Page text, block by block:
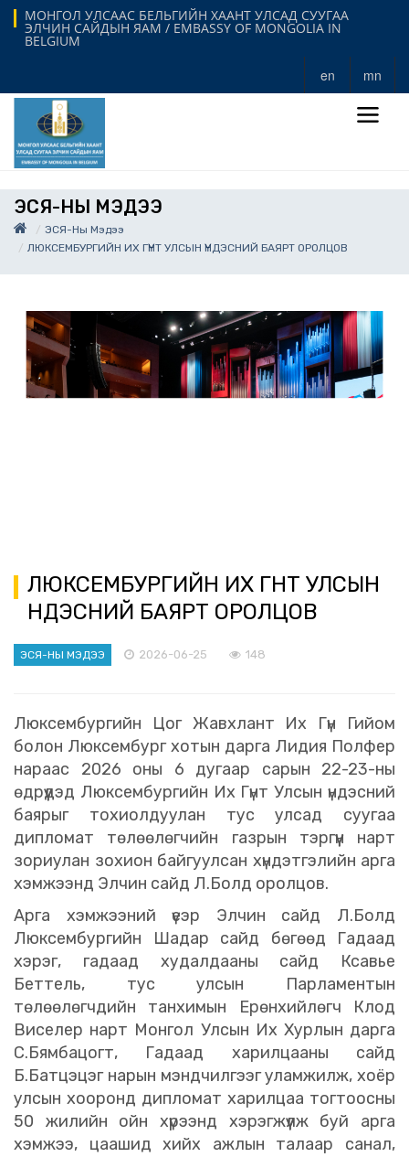
МОНГОЛ УЛСААС БЕЛЬГИЙН ХААНТ УЛСАД СУУГАА
ЭЛЧИН САЙДЫН ЯАМ / EMBASSY OF MONGOLIA IN
BELGIUM
en mn
ЭСЯ-НЫ МЭДЭЭ
ЭСЯ-Ны Мэдээ
ЛЮКСЕМБУРГИЙН ИХ ГҮНТ УЛСЫН ҮНДЭСНИЙ БАЯРТ ОРОЛЦОВ
ЛЮКСЕМБУРГИЙН ИХ ГҮНТ УЛСЫН
ҮНДЭСНИЙ БАЯРТ ОРОЛЦОВ
ЭСЯ-НЫ МЭДЭЭ 2026-06-25 148
Люксембургийн Цог Жавхлант Их Гүн Гийом
болон Люксембург хотын дарга Лидия Полфер
нараас 2026 оны 6 дугаар сарын 22-23-ны
өдрүүдэд Люксембургийн Их Гүнт Улсын үндэсний
баярыг тохиолдуулан тус улсад суугаа
дипломат төлөөлөгчийн газрын тэргүүн нарт
зориулан зохион байгуулсан хүндэтгэлийн арга
хэмжээнд Элчин сайд Л.Болд оролцов.
Арга хэмжээний үеэр Элчин сайд Л.Болд
Люксембургийн Шадар сайд бөгөөд Гадаад
хэрэг, гадаад худалдааны сайд Ксавье
Беттель, тус улсын Парламентын
төлөөлөгчдийн танхимын Ерөнхийлөгч Клод
Виселер нарт Монгол Улсын Их Хурлын дарга
С.Бямбацогт, Гадаад харилцааны сайд
Б.Батцэцэг нарын мэндчилгээг уламжилж, хоёр
улсын хооронд дипломат харилцаа тогтоосны
50 жилийн ойн хүрээнд хэрэгжүүлж буй арга
хэмжээ, цаашид хийх ажлын талаар санал,